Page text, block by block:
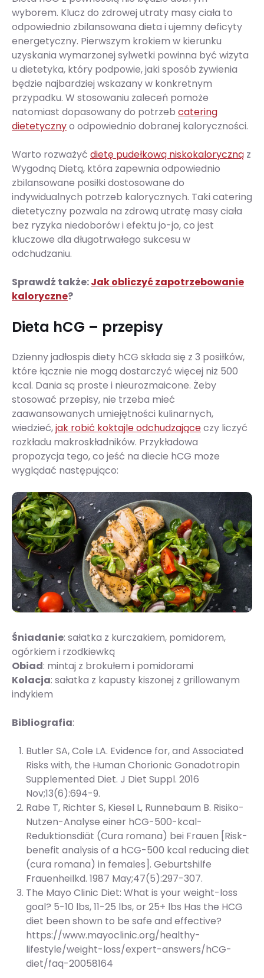
wyborem. Klucz do zdrowej utraty masy ciała to
odpowiednio zbilansowana dieta i ujemny deficyty
energetyczny. Pierwszym krokiem w kierunku
uzyskania wymarzonej sylwetki powinna być wizyta
u dietetyka, który podpowie, jaki sposób żywienia
będzie najbardziej wskazany w konkretnym
przypadku. W stosowaniu zaleceń pomoże
natomiast dopasowany do potrzeb catering
dietetycznyo odpowiednio dobranej kaloryczności.
Warto rozważyć dietę pudełkową niskokaloryczną z
Wygodną Dietą, która zapewnia odpowiednio
zbilansowane posiłki dostosowane do
indywidualnych potrzeb kalorycznych. Taki catering
dietetyczny pozwala na zdrową utratę masy ciała
bez ryzyka niedoborów i efektu jo-jo, co jest
kluczowe dla długotrwałego sukcesu w
odchudzaniu.
Sprawdź także:Jak obliczyć zapotrzebowanie
kaloryczne?
Dieta hCG – przepisy
Dzienny jadłospis diety hCG składa się z 3 posiłków,
które łącznie nie mogą dostarczyć więcej niż 500
kcal. Dania są proste i nieurozmaicone. Żeby
stosować przepisy, nie trzeba mieć
zaawansowanych umiejętności kulinarnych,
wiedzieć,jak robić koktajle odchudzająceczy liczyć
rozkładu makroskładników. Przykładowa
propozycja tego, co jeść na diecie hCG może
wyglądać następująco:
Śniadanie: sałatka z kurczakiem, pomidorem,
ogórkiem i rzodkiewką
Obiad: mintaj z brokułem i pomidorami
Kolacja: sałatka z kapusty kiszonej z grillowanym
indykiem
Bibliografia:
Butler SA, Cole LA. Evidence for, and Associated
Risks with, the Human Chorionic Gonadotropin
Supplemented Diet. J Diet Suppl. 2016
Nov;13(6):694-9.
Rabe T, Richter S, Kiesel L, Runnebaum B. Risiko-
Nutzen-Analyse einer hCG-500-kcal-
Reduktionsdiät (Cura romana) bei Frauen [Risk-
benefit analysis of a hCG-500 kcal reducing diet
(cura romana) in females]. Geburtshilfe
Frauenheilkd. 1987 May;47(5):297-307.
The Mayo Clinic Diet: What is your weight-loss
goal? 5-10 lbs, 11-25 lbs, or 25+ lbs Has the HCG
diet been shown to be safe and effective?
https://www.mayoclinic.org/healthy-
lifestyle/weight-loss/expert-answers/hCG-
diet/faq-20058164